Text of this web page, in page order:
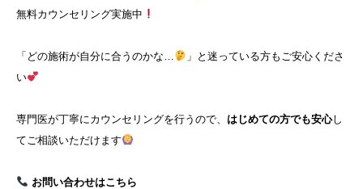
無料カウンセリング実施中
「どの施術が自分に合うのかな…
」と迷っている方もご安心くださ
い
専門医が丁寧にカウンセリングを行うので、 はじめての方でも安心し
てご相談いただけます
お問い合わせはこちら